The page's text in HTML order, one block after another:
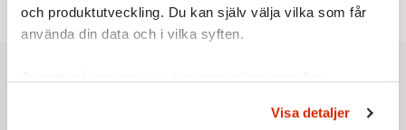
och produktutveckling. Du kan själv välja vilka som får
använda din data och i vilka syften.
Du kan ändra eller dra tillbaka ditt samtycke när som
Visa detaljer